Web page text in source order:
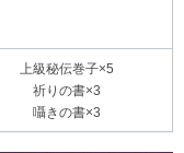
上級秘伝巻子×5
祈りの書×3
囁きの書×3